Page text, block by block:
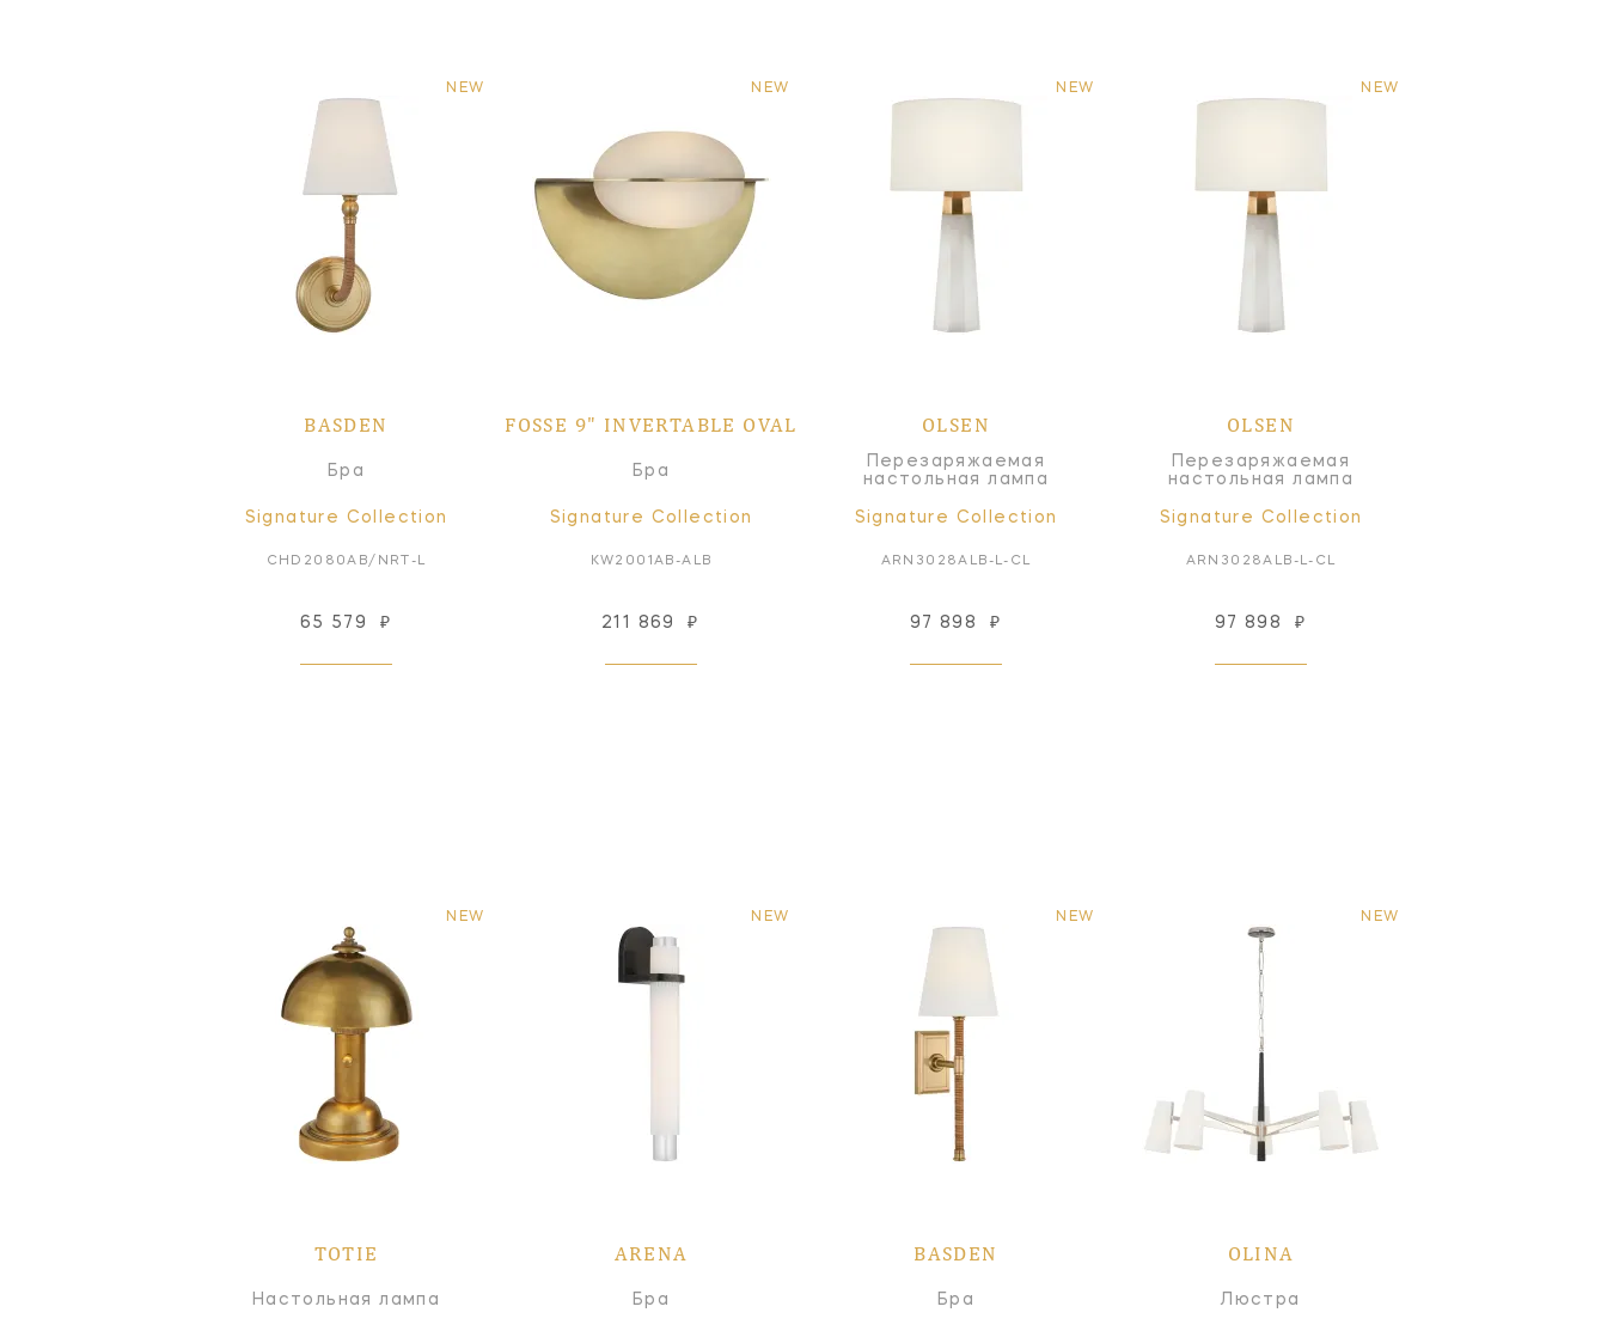
NEW
BASDEN
Бра
Signature Collection
CHD2080AB/NRT-L
65 579 ₽
NEW
FOSSE 9" INVERTABLE OVAL
Бра
Signature Collection
KW2001AB-ALB
211 869 ₽
NEW
OLSEN
Перезаряжаемая
настольная лампа
Signature Collection
ARN3028ALB-L-CL
97 898 ₽
NEW
OLSEN
Перезаряжаемая
настольная лампа
Signature Collection
ARN3028ALB-L-CL
97 898 ₽
NEW
TOTIE
Настольная лампа
NEW
ARENA
Бра
NEW
BASDEN
Бра
NEW
OLINA
Люстра